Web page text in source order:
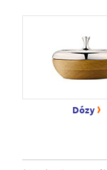
Dózy ›